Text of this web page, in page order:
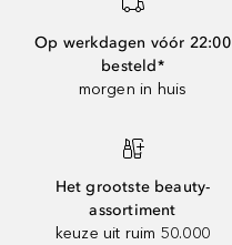
Op werkdagen vóór 22:00
besteld*
morgen in huis
Het grootste beauty-
assortiment
keuze uit ruim 50.000